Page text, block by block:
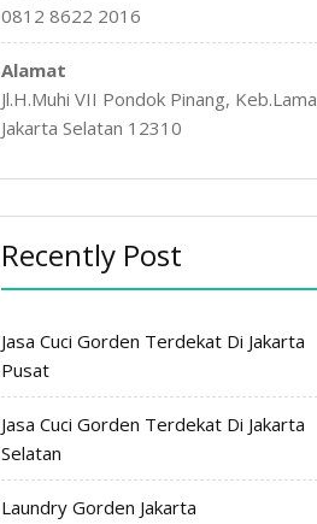
0812 8622 2016
Alamat
Jl.H.Muhi VII Pondok Pinang, Keb.Lama
Jakarta Selatan 12310
Recently Post
Jasa Cuci Gorden Terdekat Di Jakarta
Pusat
Jasa Cuci Gorden Terdekat Di Jakarta
Selatan
Laundry Gorden Jakarta